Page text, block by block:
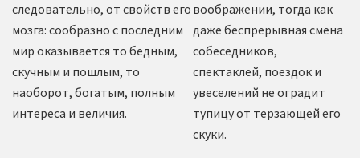
следовательно, от свойств его
мозга: сообразно с последним
мир оказывается то бедным,
скучным и пошлым, то
наоборот, богатым, полным
интереса и величия.
воображении, тогда как
даже беспрерывная смена
собеседников,
спектаклей, поездок и
увеселений не оградит
тупицу от терзающей его
скуки.